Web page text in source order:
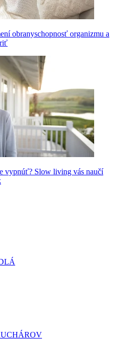
obranyschopnosť organizmu a
vypnúť? Slow living vás naučí